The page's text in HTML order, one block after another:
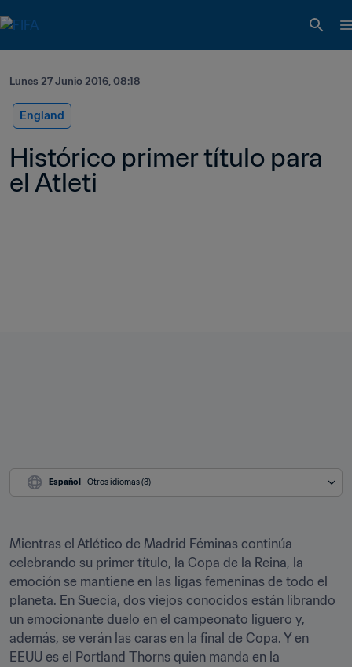
Lunes 27 Junio 2016, 08:18
England
Histórico primer título para
el Atleti
Español - Otros idiomas (3)
Mientras el Atlético de Madrid Féminas continúa
celebrando su primer título, la Copa de la Reina, la
emoción se mantiene en las ligas femeninas de todo el
planeta. En Suecia, dos viejos conocidos están librando
un emocionante duelo en el campeonato liguero y,
además, se verán las caras en la final de Copa. Y en
EEUU es el Portland Thorns quien manda en la